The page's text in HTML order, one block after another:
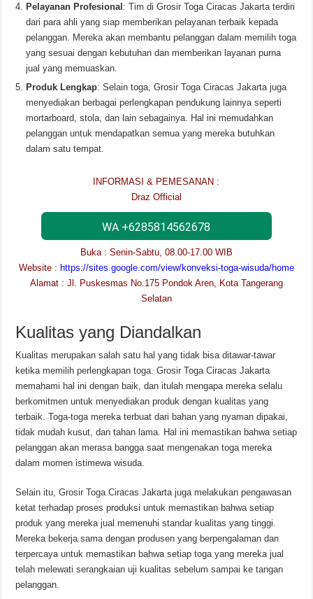
Pelayanan Profesional : Tim di Grosir Toga Ciracas Jakarta terdiri
dari para ahli yang siap memberikan pelayanan terbaik kepada
pelanggan. Mereka akan membantu pelanggan dalam memilih toga
yang sesuai dengan kebutuhan dan memberikan layanan purna
jual yang memuaskan.
Produk Lengkap: Selain toga, Grosir Toga Ciracas Jakarta juga
menyediakan berbagai perlengkapan pendukung lainnya seperti
mortarboard, stola, dan lain sebagainya. Hal ini memudahkan
pelanggan untuk mendapatkan semua yang mereka butuhkan
dalam satu tempat.
INFORMASI & PEMESANAN :
Draz Official
WA +6285814562678
Buka : Senin-Sabtu, 08.00-17.00 WIB
Website : https://sites.google.com/view/konveksi-toga-wisuda/home
Alamat : Jl. Puskesmas No.175 Pondok Aren, Kota Tangerang
Selatan
Kualitas yang Diandalkan
Kualitas merupakan salah satu hal yang tidak bisa ditawar-tawar
ketika memilih perlengkapan toga. Grosir Toga Ciracas Jakarta
memahami hal ini dengan baik, dan itulah mengapa mereka selalu
berkomitmen untuk menyediakan produk dengan kualitas yang
terbaik. Toga-toga mereka terbuat dari bahan yang nyaman dipakai,
tidak mudah kusut, dan tahan lama. Hal ini memastikan bahwa setiap
pelanggan akan merasa bangga saat mengenakan toga mereka
dalam momen istimewa wisuda.
Selain itu, Grosir Toga Ciracas Jakarta juga melakukan pengawasan
ketat terhadap proses produksi untuk memastikan bahwa setiap
produk yang mereka jual memenuhi standar kualitas yang tinggi.
Mereka bekerja sama dengan produsen yang berpengalaman dan
terpercaya untuk memastikan bahwa setiap toga yang mereka jual
telah melewati serangkaian uji kualitas sebelum sampai ke tangan
pelanggan.